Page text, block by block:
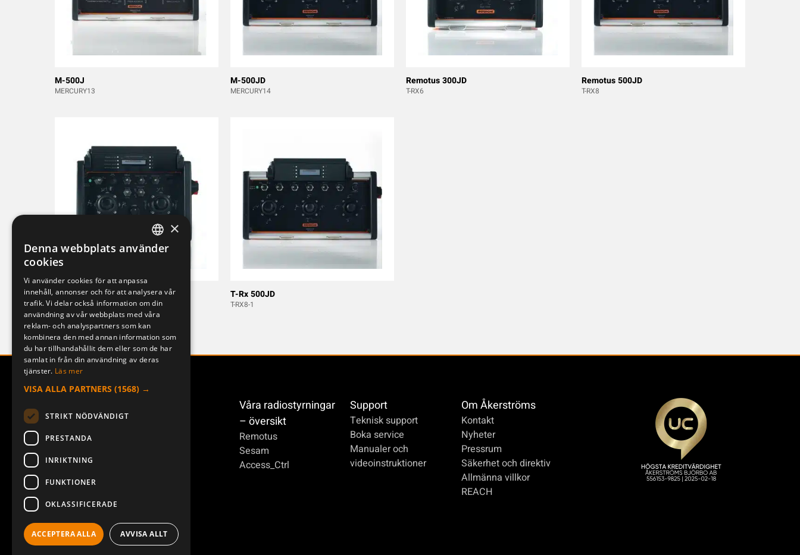
M-500J
MERCURY13
M-500JD
MERCURY14
Remotus 300JD
T-RX6
Remotus 500JD
T-RX8
T-Rx 300JD
T-RX6-1
T-Rx 500JD
T-RX8-1
Våra radiostyrningar
– översikt
Remotus
Sesam
Access_Ctrl
Support
Teknisk support
Boka service
Manualer och
videoinstruktioner
Om Åkerströms
Kontakt
Nyheter
Pressrum
Säkerhet och direktiv
Allmänna villkor
REACH
SWEDISH
DEUTSCH
×
Denna webbplats använder
cookies
Vi använder cookies för att anpassa
innehåll, annonser och för att analysera vår
trafik. Vi delar också information om din
användning av vår webbplats med våra
reklam- och analyspartners som kan
kombinera den med annan information som
du har tillhandahållit dem eller som de har
samlat in från din användning av deras
tjänster. Läs mer
VISA ALLA PARTNERS (1568) →
STRIKT NÖDVÄNDIGT
PRESTANDA
INRIKTNING
FUNKTIONER
OKLASSIFICERADE
ACCEPTERA ALLA AVVISA ALLT